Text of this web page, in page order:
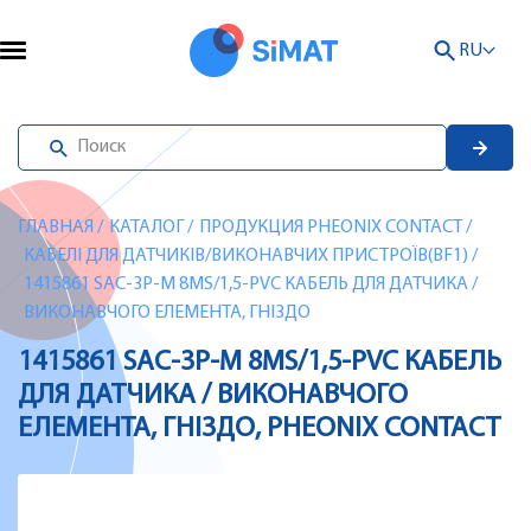
RU
ГЛАВНАЯ / КАТАЛОГ / ПРОДУКЦИЯ PHEONIX CONTACT /
КАБЕЛІ ДЛЯ ДАТЧИКІВ/ВИКОНАВЧИХ ПРИСТРОЇВ(BF1) /
1415861 SAC-3P-M 8MS/1,5-PVC КАБЕЛЬ ДЛЯ ДАТЧИКА /
ВИКОНАВЧОГО ЕЛЕМЕНТА, ГНІЗДО
1415861 SAC-3P-M 8MS/1,5-PVC КАБЕЛЬ
ДЛЯ ДАТЧИКА / ВИКОНАВЧОГО
ЕЛЕМЕНТА, ГНІЗДО, PHEONIX CONTACT